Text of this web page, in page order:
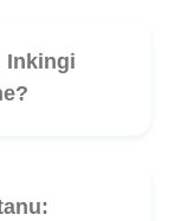
Inkingi